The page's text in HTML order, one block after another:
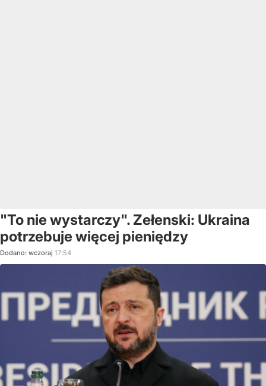
"To nie wystarczy". Zełenski: Ukraina
potrzebuje więcej pieniędzy
Dodano: wczoraj 17:54